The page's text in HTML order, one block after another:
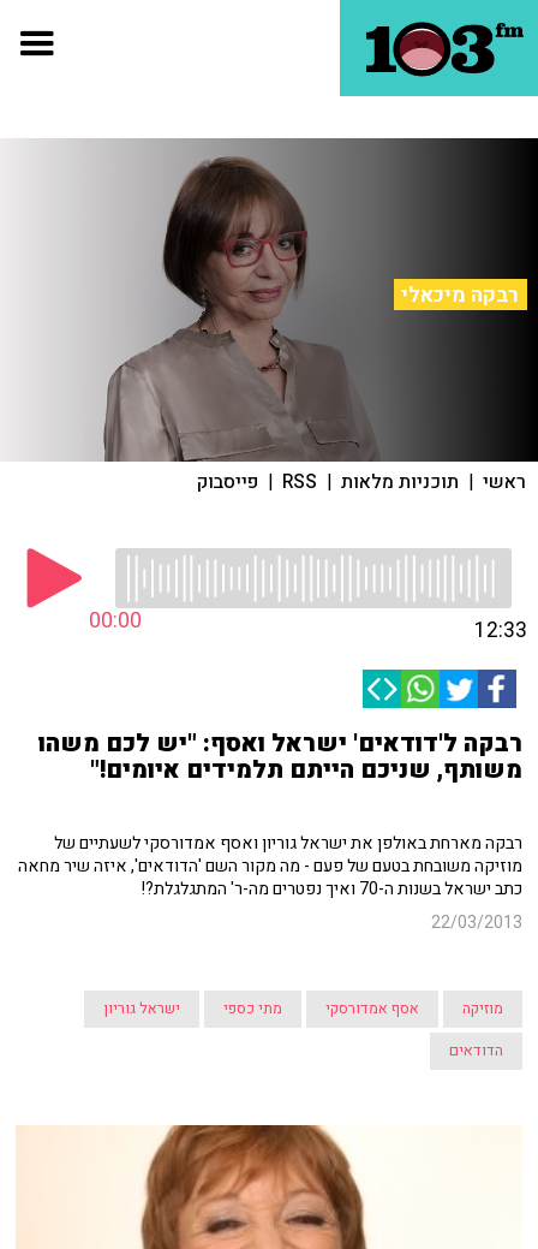
רבקה מיכאלי
ראשי | תוכניות מלאות |
RSS
| פייסבוק
00:00 12:33
רבקה ל'דודאים' ישראל ואסף: "יש לכם משהו
משותף, שניכם הייתם תלמידים איומים!"
רבקה מארחת באולפן את ישראל גוריון ואסף אמדורסקי לשעתיים של
מוזיקה משובחת בטעם של פעם - מה מקור השם 'הדודאים', איזה שיר מחאה
כתב ישראל בשנות ה-70 ואיך נפטרים מה-ר' המתגלגלת?!
22/03/2013
מוזיקה אסף אמדורסקי מתי כספי
ישראל גוריון
הדודאים